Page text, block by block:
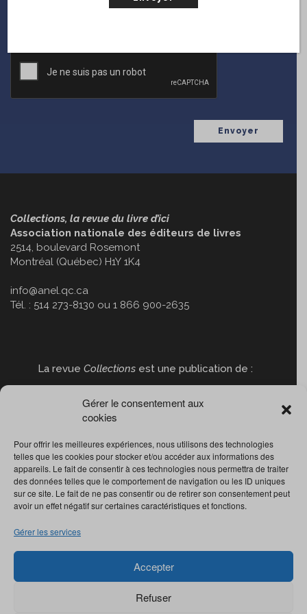
Gérer le consentement aux
cookies
Pour offrir les meilleures expériences, nous utilisons des technologies
telles que les cookies pour stocker et/ou accéder aux informations des
appareils. Le fait de consentir à ces technologies nous permettra de traiter
des données telles que le comportement de navigation ou les ID uniques
sur ce site. Le fait de ne pas consentir ou de retirer son consentement peut
avoir un effet négatif sur certaines caractéristiques et fonctions.
Gérer les services
Accepter
Refuser
CAPTCHA
Collections, la revue du livre d’ici
Association nationale des éditeurs de livres
2514, boulevard Rosemont
Montréal (Québec) H1Y 1K4
info@anel.qc.ca
Tél. : 514 273-8130 ou 1 866 900-2635
La revue Collections est une publication de :